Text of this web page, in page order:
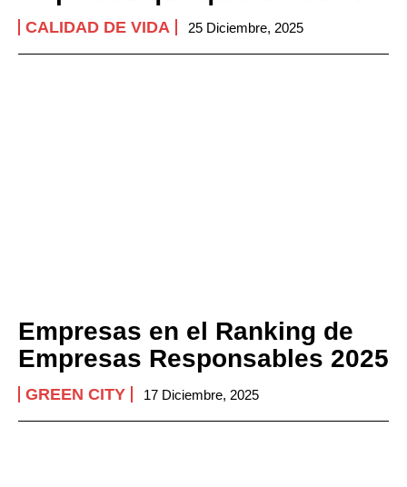
CALIDAD DE VIDA 25 Diciembre, 2025
Empresas en el Ranking de
Empresas Responsables 2025
GREEN CITY 17 Diciembre, 2025